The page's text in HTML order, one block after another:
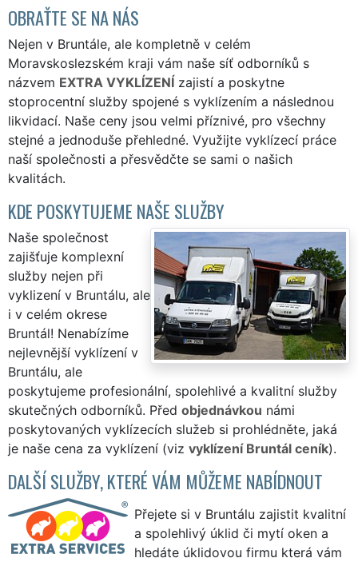
OBRAŤTE SE NA NÁS
Nejen v Bruntále, ale kompletně v celém
Moravskoslezském kraji vám naše síť odborníků s
názvem EXTRA VYKLÍZENÍ zajistí a poskytne
stoprocentní služby spojené s vyklízením a následnou
likvidací. Naše ceny jsou velmi příznivé, pro všechny
stejné a jednoduše přehledné. Využijte vyklízecí práce
naší společnosti a přesvědčte se sami o našich
kvalitách.
KDE POSKYTUJEME NAŠE SLUŽBY
Naše společnost
zajišťuje komplexní
služby nejen při
vyklizení v Bruntálu, ale
i v celém okrese
Bruntál! Nenabízíme
nejlevnější vyklízení v
Bruntálu, ale
poskytujeme profesionální, spolehlivé a kvalitní služby
skutečných odborníků. Před objednávkou námi
poskytovaných vyklízecích služeb si prohlédněte, jaká
je naše cena za vyklízení (viz vyklízení Bruntál ceník).
DALŠÍ SLUŽBY, KTERÉ VÁM MŮŽEME NABÍDNOUT
Přejete si v Bruntálu zajistit kvalitní
a spolehlivý úklid či mytí oken a
hledáte úklidovou firmu která vám